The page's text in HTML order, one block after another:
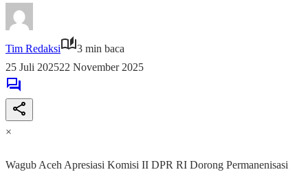
Tim Redaksi
3 min baca
25 Juli 202522 November 2025
×
Wagub Aceh Apresiasi Komisi II DPR RI Dorong Permanenisasi